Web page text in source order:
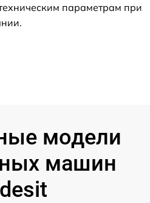
параметрам при
модели
машин